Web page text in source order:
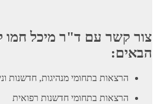
צור קשר עם ד"ר מיכל חמו
הבאים:
הרצאות בתחומי מנהיגות, חדשנות
הרצאות בתחומי חדשנות רפואית